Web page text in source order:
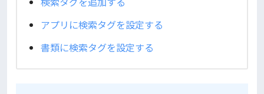
アプリに検索タグを設定する
書類に検索タグを設定する